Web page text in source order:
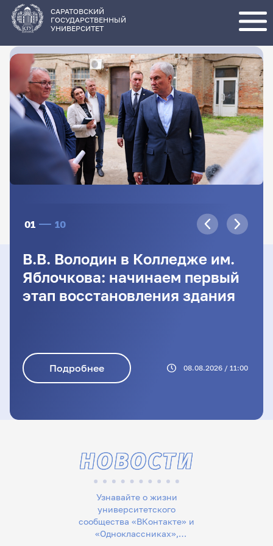
основному
содержанию
САРАТОВСКИЙ
ГОСУДАРСТВЕННЫЙ
УНИВЕРСИТЕТ
01 10
В.В. Володин в Колледже им.
Яблочкова: начинаем первый
этап восстановления здания
Подробнее 08.08.2026 / 11:00
Узнавайте о жизни
университетского
сообщества «ВКонтакте» и
«Одноклассниках»,
НОВОСТИ